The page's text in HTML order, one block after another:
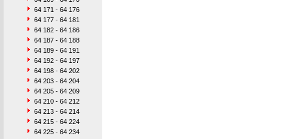
64 171 - 64 176
64 177 - 64 181
64 182 - 64 186
64 187 - 64 188
64 189 - 64 191
64 192 - 64 197
64 198 - 64 202
64 203 - 64 204
64 205 - 64 209
64 210 - 64 212
64 213 - 64 214
64 215 - 64 224
64 225 - 64 234